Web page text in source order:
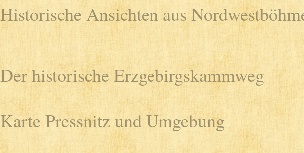
Historische Ansichten aus
Der historische Erzgebirgskammweg
Karte Pressnitz und Umgebung